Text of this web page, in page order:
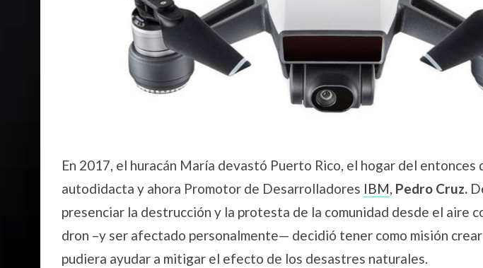
En 2017, el huracán María devastó Puerto Rico, el hogar del
autodidacta y ahora Promotor de Desarrolladores IBM, Pedro Cruz.
presenciar la destrucción y la protesta de la comunidad desde el aire
dron –y ser afectado personalmente— decidió tener como misión
pudiera ayudar a mitigar el efecto de los desastres naturales.